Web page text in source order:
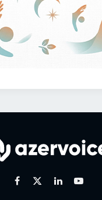
Facebook
X
LinkedinYoutube